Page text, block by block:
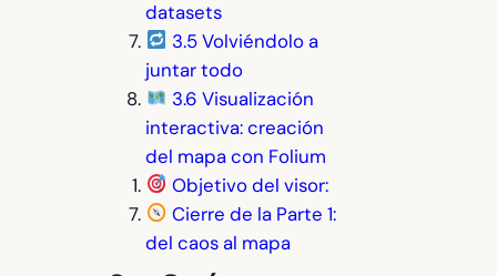
datasets
3.5 Volviéndolo a
juntar todo
3.6 Visualización
interactiva: creación
del mapa con Folium
Objetivo del visor:
Cierre de la Parte 1:
del caos al mapa